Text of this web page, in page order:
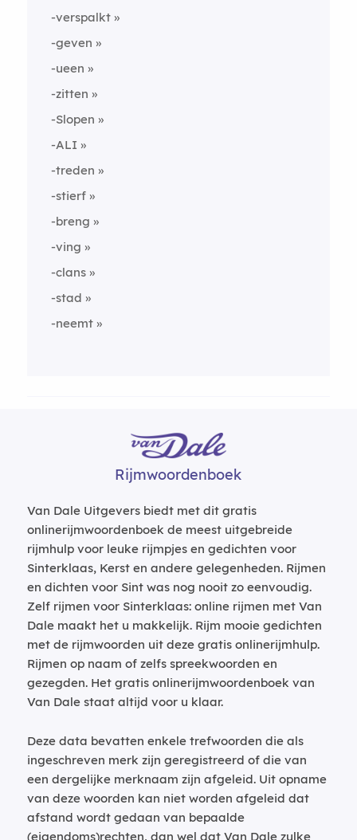
-verspalkt
-geven
-ueen
-zitten
-Slopen
-ALI
-treden
-stierf
-breng
-ving
-clans
-stad
-neemt
Rijmwoordenboek
Van Dale Uitgevers biedt met dit gratis
onlinerijmwoordenboek de meest uitgebreide
rijmhulp voor leuke rijmpjes en gedichten voor
Sinterklaas, Kerst en andere gelegenheden. Rijmen
en dichten voor Sint was nog nooit zo eenvoudig.
Zelf rijmen voor Sinterklaas: online rijmen met Van
Dale maakt het u makkelijk. Rijm mooie gedichten
met de rijmwoorden uit deze gratis onlinerijmhulp.
Rijmen op naam of zelfs spreekwoorden en
gezegden. Het gratis onlinerijmwoordenboek van
Van Dale staat altijd voor u klaar.
Deze data bevatten enkele trefwoorden die als
ingeschreven merk zijn geregistreerd of die van
een dergelijke merknaam zijn afgeleid. Uit opname
van deze woorden kan niet worden afgeleid dat
afstand wordt gedaan van bepaalde
(eigendoms)rechten, dan wel dat Van Dale zulke